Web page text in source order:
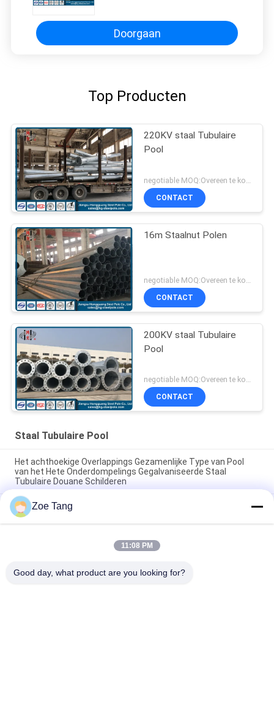
Doorgaan
Top Producten
220KV staal Tubulaire
Pool
CONTACT
16m Staalnut Polen
CONTACT
200KV staal Tubulaire
Pool
negotiable MOQ:Overeen te komen
CONTACT
Staal Tubulaire Pool
Het achthoekige Overlappings Gezamenlijke Type van Pool
van het Hete Onderdompelings Gegalvaniseerde Staal
Tubulaire Douane Schilderen
De hete Superieure Hop Onderdompeling Gegalvaniseerde
Polen van het Broodjesstaal/Tubulaire Staaltoren
Van het de Torenstaal van de hete Onderdompelings de
Gegalvaniseerde Macht Verbinding van Pool Tubulaire met
Zoe Tang
11:08 PM
Good day, what product are you looking for?